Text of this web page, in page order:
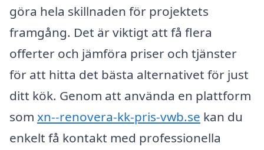
göra hela skillnaden för projektets
framgång. Det är viktigt att få flera
offerter och jämföra priser och tjänster
för att hitta det bästa alternativet för just
ditt kök. Genom att använda en plattform
som xn--renovera-kk-pris-vwb.se kan du
enkelt få kontakt med professionella